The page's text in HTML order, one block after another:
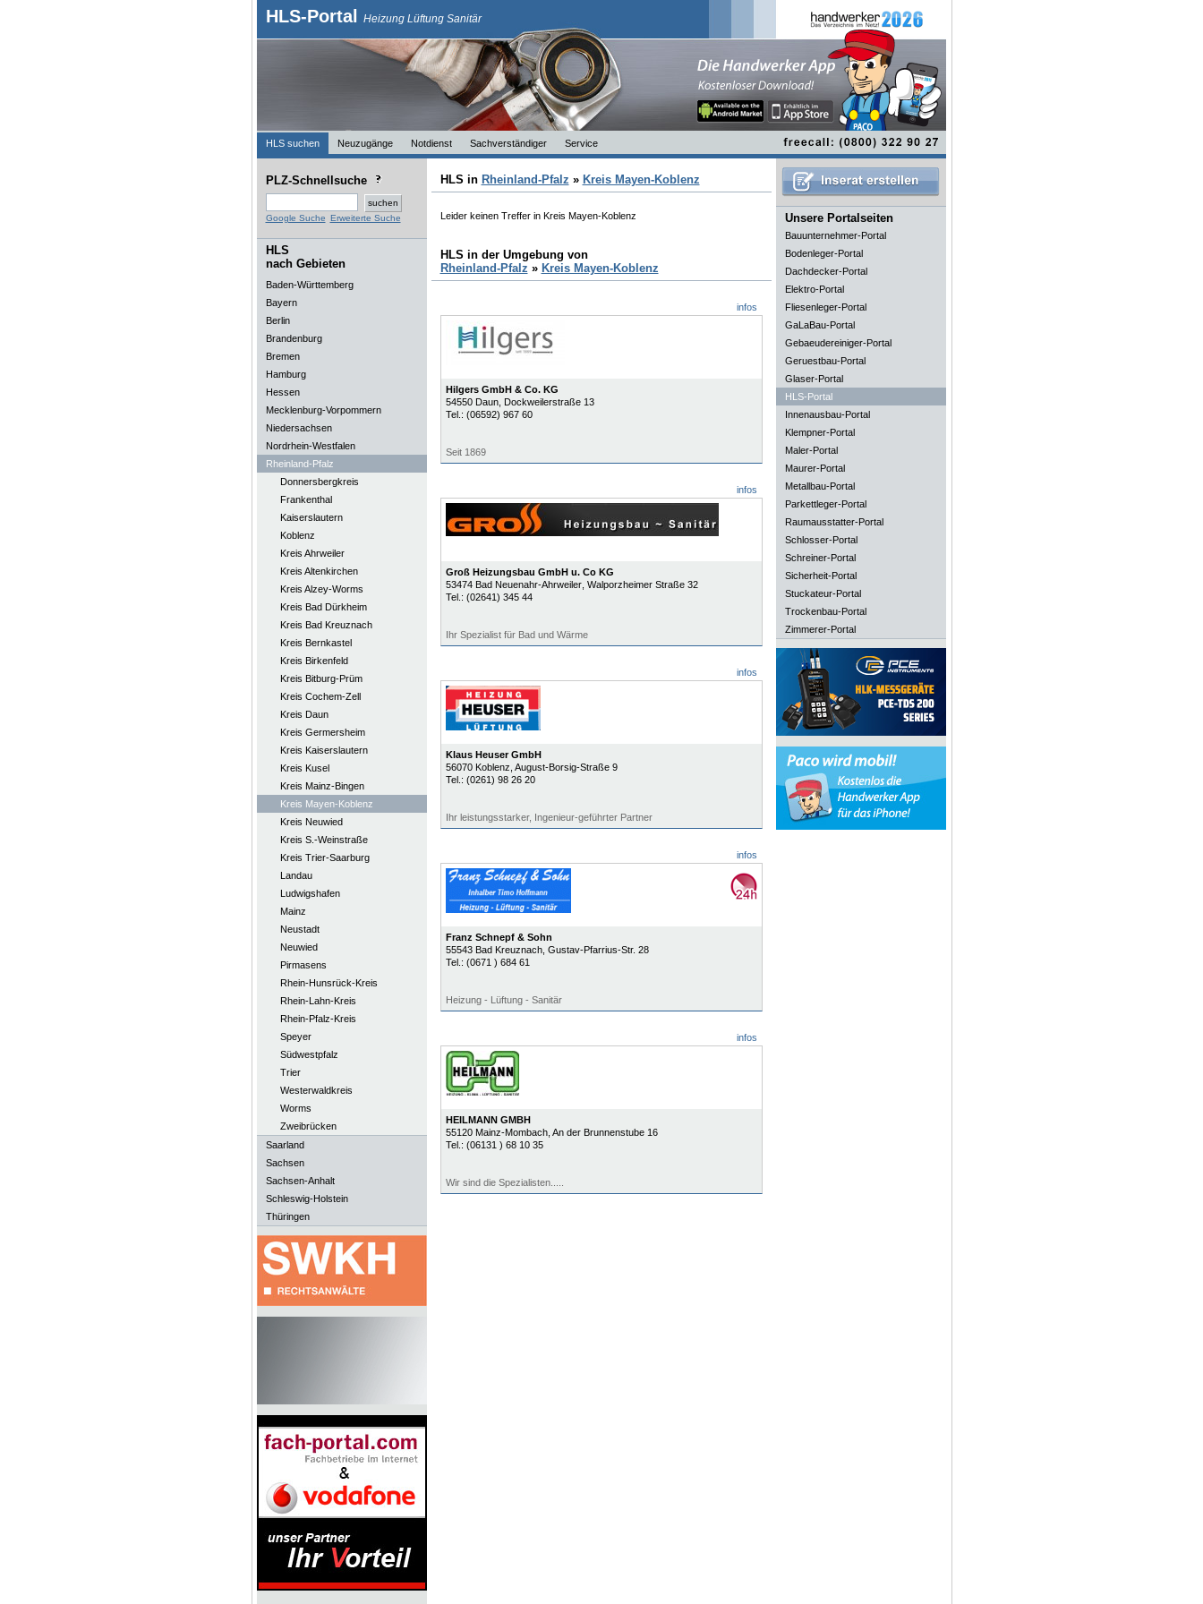
HLS-Portal Heizung Lüftung Sanitär
HLS suchen Neuzugänge Notdienst Sachverständiger Service
PLZ-Schnellsuche
Google Suche Erweiterte Suche
HLS
nach Gebieten
Baden-Württemberg
Bayern
Berlin
Brandenburg
Bremen
Hamburg
Hessen
Mecklenburg-Vorpommern
Niedersachsen
Nordrhein-Westfalen
Rheinland-Pfalz
Donnersbergkreis
Frankenthal
Kaiserslautern
Koblenz
Kreis Ahrweiler
Kreis Altenkirchen
Kreis Alzey-Worms
Kreis Bad Dürkheim
Kreis Bad Kreuznach
Kreis Bernkastel
Kreis Birkenfeld
Kreis Bitburg-Prüm
Kreis Cochem-Zell
Kreis Daun
Kreis Germersheim
Kreis Kaiserslautern
Kreis Kusel
Kreis Mainz-Bingen
Kreis Mayen-Koblenz
Kreis Neuwied
Kreis S.-Weinstraße
Kreis Trier-Saarburg
Landau
Ludwigshafen
Mainz
Neustadt
Neuwied
Pirmasens
Rhein-Hunsrück-Kreis
Rhein-Lahn-Kreis
Rhein-Pfalz-Kreis
Speyer
Südwestpfalz
Trier
Westerwaldkreis
Worms
Zweibrücken
Saarland
Sachsen
Sachsen-Anhalt
Schleswig-Holstein
Thüringen
HLS in Rheinland-Pfalz » Kreis Mayen-Koblenz
Leider keinen Treffer in Kreis Mayen-Koblenz
HLS in der Umgebung von
Rheinland-Pfalz » Kreis Mayen-Koblenz
infos
Hilgers GmbH & Co. KG
54550 Daun, Dockweilerstraße 13
Tel.: (06592) 967 60
Seit 1869
infos
Groß Heizungsbau GmbH u. Co KG
53474 Bad Neuenahr-Ahrweiler, Walporzheimer Straße 32
Tel.: (02641) 345 44
Ihr Spezialist für Bad und Wärme
infos
Klaus Heuser GmbH
56070 Koblenz , August-Borsig-Straße 9
Tel.: (0261) 98 26 20
Ihr leistungsstarker, Ingenieur-geführter Partner
infos
Franz Schnepf & Sohn
55543 Bad Kreuznach, Gustav-Pfarrius-Str. 28
Tel.: (0671 ) 684 61
Heizung - Lüftung - Sanitär
infos
HEILMANN GMBH
55120 Mainz-Mombach, An der Brunnenstube 16
Tel.: (06131 ) 68 10 35
Wir sind die Spezialisten.....
Unsere Portalseiten
Bauunternehmer-Portal
Bodenleger-Portal
Dachdecker-Portal
Elektro-Portal
Fliesenleger-Portal
GaLaBau-Portal
Gebaeudereiniger-Portal
Geruestbau-Portal
Glaser-Portal
HLS-Portal
Innenausbau-Portal
Klempner-Portal
Maler-Portal
Maurer-Portal
Metallbau-Portal
Parkettleger-Portal
Raumausstatter-Portal
Schlosser-Portal
Schreiner-Portal
Sicherheit-Portal
Stuckateur-Portal
Trockenbau-Portal
Zimmerer-Portal